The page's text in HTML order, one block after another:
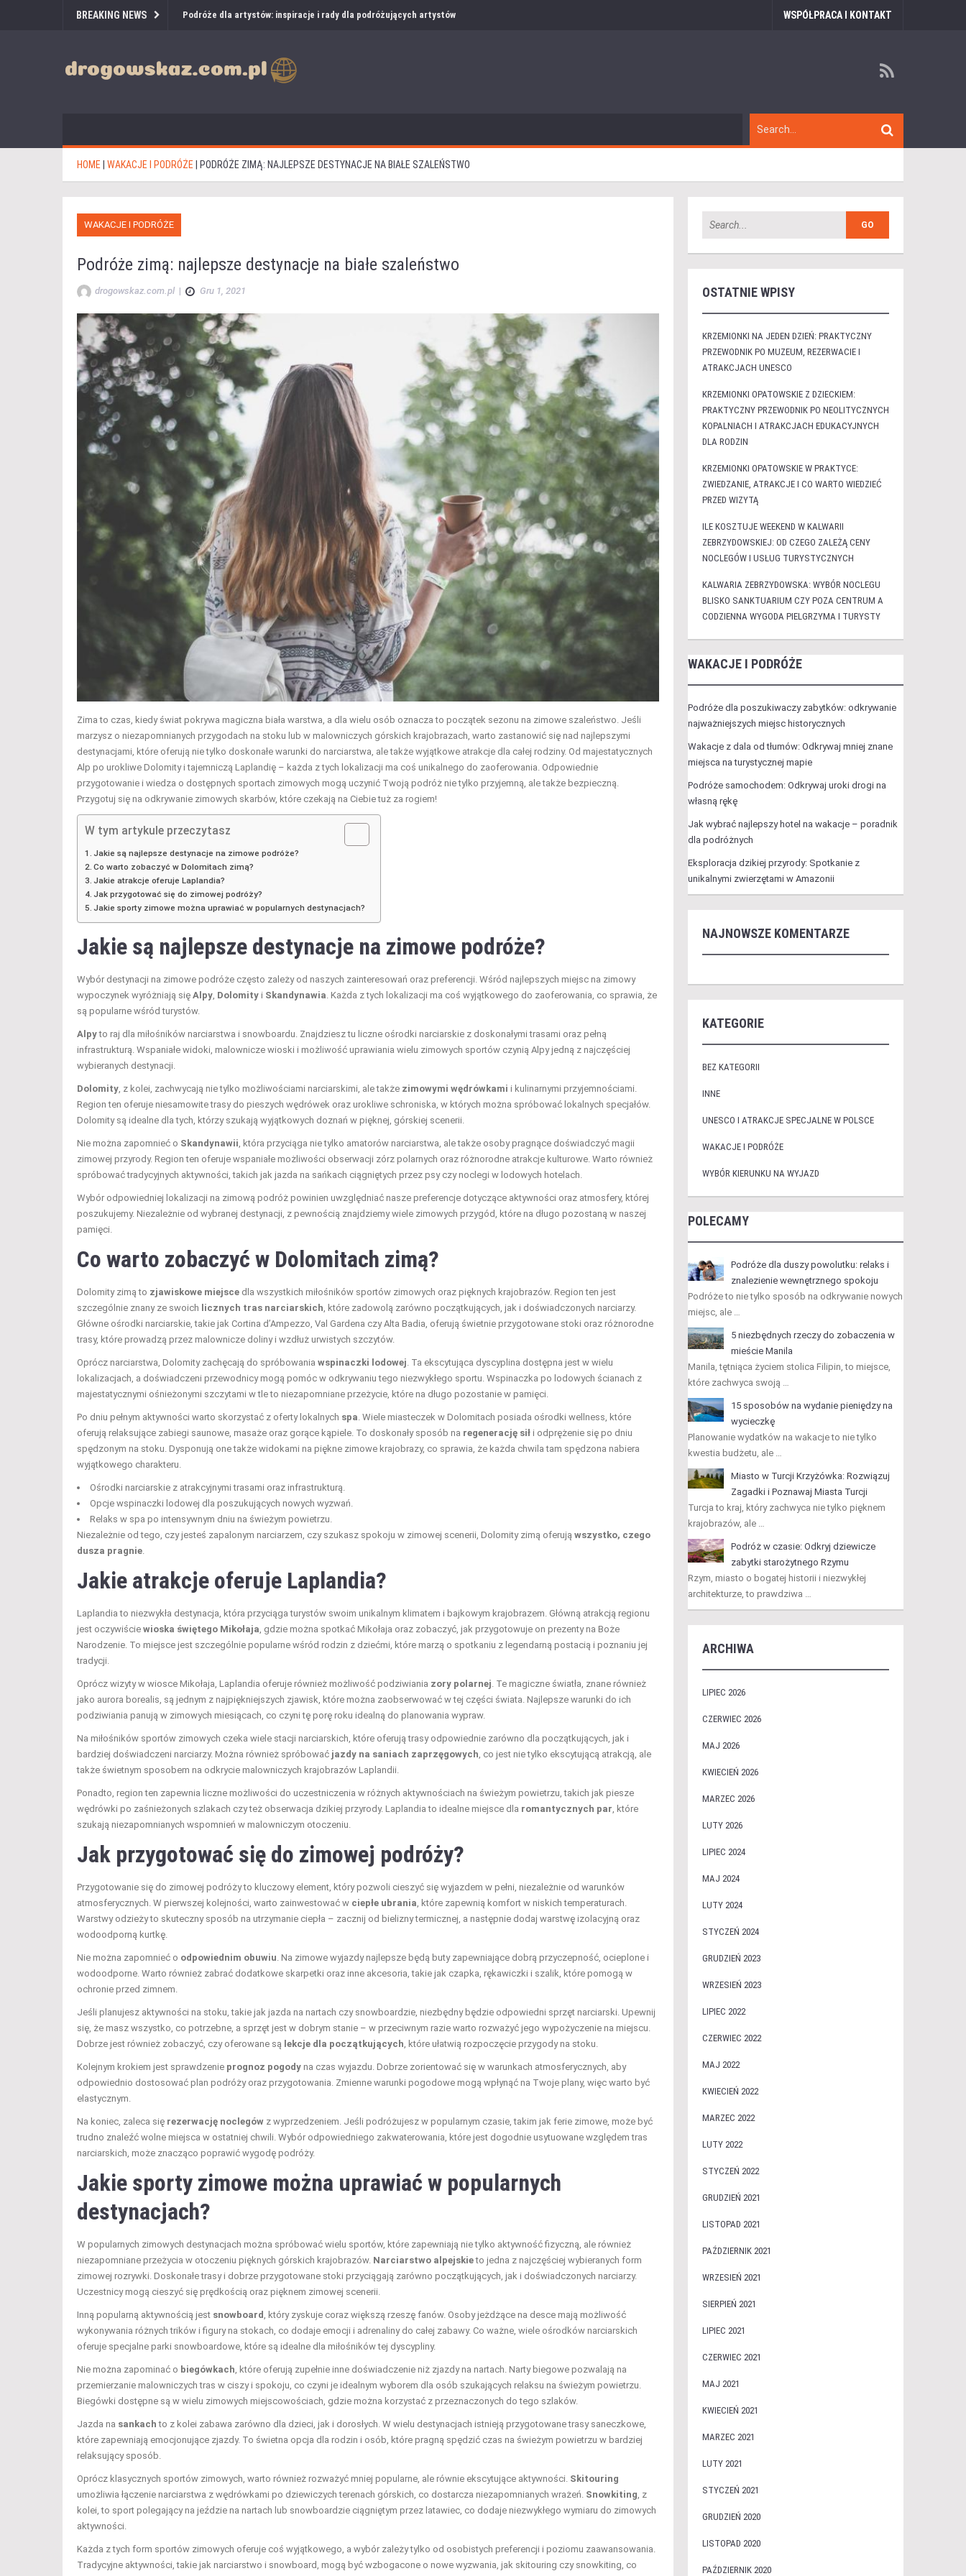
BREAKING NEWS Podróże dla artystów: inspiracje i rady dla podróżujących artystów WSPÓŁPRACA I KONTAKT
HOME WAKACJE I PODRÓŻE PODRÓŻE ZIMĄ: NAJLEPSZE DESTYNACJE NA BIAŁE SZALEŃSTWO
WAKACJE I PODRÓŻE
Podróże zimą: najlepsze destynacje na białe szaleństwo
drogowskaz.com.pl | Gru 1, 2021
Zima to czas, kiedy świat pokrywa magiczna biała warstwa, a dla wielu osób oznacza to początek sezonu na zimowe szaleństwo. Jeśli
marzysz o niezapomnianych przygodach na stoku lub w malowniczych górskich krajobrazach, warto zastanowić się nad najlepszymi
destynacjami, które oferują nie tylko doskonałe warunki do narciarstwa, ale także wyjątkowe atrakcje dla całej rodziny. Od majestatycznych
Alp po urokliwe Dolomity i tajemniczą Laplandię – każda z tych lokalizacji ma coś unikalnego do zaoferowania. Odpowiednie
przygotowanie i wiedza o dostępnych sportach zimowych mogą uczynić Twoją podróż nie tylko przyjemną, ale także bezpieczną.
Przygotuj się na odkrywanie zimowych skarbów, które czekają na Ciebie tuż za rogiem!
W tym artykule przeczytasz
Jakie są najlepsze destynacje na zimowe podróże?
Co warto zobaczyć w Dolomitach zimą?
Jakie atrakcje oferuje Laplandia?
Jak przygotować się do zimowej podróży?
Jakie sporty zimowe można uprawiać w popularnych destynacjach?
Jakie są najlepsze destynacje na zimowe podróże?
Wybór destynacji na zimowe podróże często zależy od naszych zainteresowań oraz preferencji. Wśród najlepszych miejsc na zimowy
wypoczynek wyróżniają się Alpy Dolomity i Skandynawia . Każda z tych lokalizacji ma coś wyjątkowego do zaoferowania, co sprawia, że
są popularne wśród turystów.
Alpyto raj dla miłośników narciarstwa i snowboardu. Znajdziesz tu liczne ośrodki narciarskie z doskonałymi trasami oraz pełną
infrastrukturą. Wspaniałe widoki, malownicze wioski i możliwość uprawiania wielu zimowych sportów czynią Alpy jedną z najczęściej
wybieranych destynacji.
Dolomity , z kolei, zachwycają nie tylko możliwościami narciarskimi, ale także zimowymi wędrówkami i kulinarnymi przyjemnościami.
Region ten oferuje niesamowite trasy do pieszych wędrówek oraz urokliwe schroniska, w których można spróbować lokalnych specjałów.
Dolomity są idealne dla tych, którzy szukają wyjątkowych doznań w pięknej, górskiej scenerii.
Nie można zapomnieć o Skandynawii , która przyciąga nie tylko amatorów narciarstwa, ale także osoby pragnące doświadczyć magii
zimowej przyrody. Region ten oferuje wspaniałe możliwości obserwacji zórz polarnych oraz różnorodne atrakcje kulturowe. Warto również
spróbować tradycyjnych aktywności, takich jak jazda na sańkach ciągniętych przez psy czy noclegi w lodowych hotelach.
Wybór odpowiedniej lokalizacji na zimową podróż powinien uwzględniać nasze preferencje dotyczące aktywności oraz atmosfery, której
poszukujemy. Niezależnie od wybranej destynacji, z pewnością znajdziemy wiele zimowych przygód, które na długo pozostaną w naszej
pamięci.
Co warto zobaczyć w Dolomitach zimą?
Dolomity zimą to zjawiskowe miejsce dla wszystkich miłośników sportów zimowych oraz pięknych krajobrazów. Region ten jest
szczególnie znany ze swoich licznych tras narciarskich , które zadowolą zarówno początkujących, jak i doświadczonych narciarzy.
Główne ośrodki narciarskie, takie jak Cortina d’Ampezzo, Val Gardena czy Alta Badia, oferują świetnie przygotowane stoki oraz różnorodne
trasy, które prowadzą przez malownicze doliny i wzdłuż urwistych szczytów.
Oprócz narciarstwa, Dolomity zachęcają do spróbowania wspinaczki lodowej . Ta ekscytująca dyscyplina dostępna jest w wielu
lokalizacjach, a doświadczeni przewodnicy mogą pomóc w odkrywaniu tego niezwykłego sportu. Wspinaczka po lodowych ścianach z
majestatycznymi ośnieżonymi szczytami w tle to niezapomniane przeżycie, które na długo pozostanie w pamięci.
Po dniu pełnym aktywności warto skorzystać z oferty lokalnych spa . Wiele miasteczek w Dolomitach posiada ośrodki wellness, które
oferują relaksujące zabiegi saunowe, masaże oraz gorące kąpiele. To doskonały sposób na regenerację sił i odprężenie się po dniu
spędzonym na stoku. Dysponują one także widokami na piękne zimowe krajobrazy, co sprawia, że każda chwila tam spędzona nabiera
wyjątkowego charakteru.
Ośrodki narciarskie z atrakcyjnymi trasami oraz infrastrukturą.
Opcje wspinaczki lodowej dla poszukujących nowych wyzwań.
Relaks w spa po intensywnym dniu na świeżym powietrzu.
Niezależnie od tego, czy jesteś zapalonym narciarzem, czy szukasz spokoju w zimowej scenerii, Dolomity zimą oferują wszystko, czego
dusza pragnie
Jakie atrakcje oferuje Laplandia?
Laplandia to niezwykła destynacja, która przyciąga turystów swoim unikalnym klimatem i bajkowym krajobrazem. Główną atrakcją regionu
jest oczywiście wioska świętego Mikołaja , gdzie można spotkać Mikołaja oraz zobaczyć, jak przygotowuje on prezenty na Boże
Narodzenie. To miejsce jest szczególnie popularne wśród rodzin z dziećmi, które marzą o spotkaniu z legendarną postacią i poznaniu jej
tradycji.
Oprócz wizyty w wiosce Mikołaja, Laplandia oferuje również możliwość podziwiania zory polarnej . Te magiczne światła, znane również
jako aurora borealis, są jednym z najpiękniejszych zjawisk, które można zaobserwować w tej części świata. Najlepsze warunki do ich
podziwiania panują w zimowych miesiącach, co czyni tę porę roku idealną do planowania wypraw.
Na miłośników sportów zimowych czeka wiele stacji narciarskich, które oferują trasy odpowiednie zarówno dla początkujących, jak i
bardziej doświadczeni narciarzy. Można również spróbować jazdy na saniach zaprzęgowych , co jest nie tylko ekscytującą atrakcją, ale
także świetnym sposobem na odkrycie malowniczych krajobrazów Laplandii.
Ponadto, region ten zapewnia liczne możliwości do uczestniczenia w różnych aktywnościach na świeżym powietrzu, takich jak piesze
wędrówki po zaśnieżonych szlakach czy też obserwacja dzikiej przyrody. Laplandia to idealne miejsce dla romantycznych par , które
szukają niezapomnianych wspomnień w malowniczym otoczeniu.
Jak przygotować się do zimowej podróży?
Przygotowanie się do zimowej podróży to kluczowy element, który pozwoli cieszyć się wyjazdem w pełni, niezależnie od warunków
atmosferycznych. W pierwszej kolejności, warto zainwestować w ciepłe ubrania , które zapewnią komfort w niskich temperaturach.
Warstwy odzieży to skuteczny sposób na utrzymanie ciepła – zacznij od bielizny termicznej, a następnie dodaj warstwę izolacyjną oraz
wodoodporną kurtkę.
Nie można zapomnieć o odpowiednim obuwiu . Na zimowe wyjazdy najlepsze będą buty zapewniające dobrą przyczepność, ocieplone i
wodoodporne. Warto również zabrać dodatkowe skarpetki oraz inne akcesoria, takie jak czapka, rękawiczki i szalik, które pomogą w
ochronie przed zimnem.
Jeśli planujesz aktywności na stoku, takie jak jazda na nartach czy snowboardzie, niezbędny będzie odpowiedni sprzęt narciarski. Upewnij
się, że masz wszystko, co potrzebne, a sprzęt jest w dobrym stanie – w przeciwnym razie warto rozważyć jego wypożyczenie na miejscu.
Dobrze jest również zobaczyć, czy oferowane są lekcje dla początkujących , które ułatwią rozpoczęcie przygody na stoku.
Kolejnym krokiem jest sprawdzenie prognoz pogody na czas wyjazdu. Dobrze zorientować się w warunkach atmosferycznych, aby
odpowiednio dostosować plan podróży oraz przygotowania. Zmienne warunki pogodowe mogą wpłynąć na Twoje plany, więc warto być
elastycznym.
Na koniec, zaleca się rezerwację noclegów z wyprzedzeniem. Jeśli podróżujesz w popularnym czasie, takim jak ferie zimowe, może być
trudno znaleźć wolne miejsca w ostatniej chwili. Wybór odpowiedniego zakwaterowania, które jest dogodnie usytuowane względem tras
narciarskich, może znacząco poprawić wygodę podróży.
Jakie sporty zimowe można uprawiać w popularnych
destynacjach?
W popularnych zimowych destynacjach można spróbować wielu sportów, które zapewniają nie tylko aktywność fizyczną, ale również
niezapomniane przeżycia w otoczeniu pięknych górskich krajobrazów. Narciarstwo alpejskieto jedna z najczęściej wybieranych form
zimowej rozrywki. Doskonałe trasy i dobrze przygotowane stoki przyciągają zarówno początkujących, jak i doświadczonych narciarzy.
Uczestnicy mogą cieszyć się prędkością oraz pięknem zimowej scenerii.
Inną popularną aktywnością jest snowboard
, który zyskuje coraz większą rzeszę fanów. Osoby jeżdżące na desce mają możliwość
wykonywania różnych trików i figury na stokach, co dodaje emocji i adrenaliny do całej zabawy. Co ważne, wiele ośrodków narciarskich
oferuje specjalne parki snowboardowe, które są idealne dla miłośników tej dyscypliny.
Nie można zapominać o biegówkach , które oferują zupełnie inne doświadczenie niż zjazdy na nartach. Narty biegowe pozwalają na
przemierzanie malowniczych tras w ciszy i spokoju, co czyni je idealnym wyborem dla osób szukających relaksu na świeżym powietrzu.
Biegówki dostępne są w wielu zimowych miejscowościach, gdzie można korzystać z przeznaczonych do tego szlaków.
Jazda na sankach to z kolei zabawa zarówno dla dzieci, jak i dorosłych. W wielu destynacjach istnieją przygotowane trasy saneczkowe,
które zapewniają emocjonujące zjazdy. To świetna opcja dla rodzin i osób, które pragną spędzić czas na świeżym powietrzu w bardziej
relaksujący sposób.
Oprócz klasycznych sportów zimowych, warto również rozważyć mniej popularne, ale równie ekscytujące aktywności. Skitouring
umożliwia łączenie narciarstwa z wędrówkami po dziewiczych terenach górskich, co dostarcza niezapomnianych wrażeń. Snowkiting , z
kolei, to sport polegający na jeździe na nartach lub snowboardzie ciągniętym przez latawiec, co dodaje niezwykłego wymiaru do zimowych
aktywności.
Każda z tych form sportów zimowych oferuje coś wyjątkowego, a wybór zależy tylko od osobistych preferencji i poziomu zaawansowania.
Tradycyjne aktywności, takie jak narciarstwo i snowboard, mogą być wzbogacone o nowe wyzwania, jak skitouring czy snowkiting, co
OSTATNIE WPISY
KRZEMIONKI NA JEDEN DZIEŃ: PRAKTYCZNY
PRZEWODNIK PO MUZEUM, REZERWACIE I
ATRAKCJACH UNESCO
KRZEMIONKI OPATOWSKIE Z DZIECKIEM:
PRAKTYCZNY PRZEWODNIK PO NEOLITYCZNYCH
KOPALNIACH I ATRAKCJACH EDUKACYJNYCH
DLA RODZIN
KRZEMIONKI OPATOWSKIE W PRAKTYCE:
ZWIEDZANIE, ATRAKCJE I CO WARTO WIEDZIEĆ
PRZED WIZYTĄ
ILE KOSZTUJE WEEKEND W KALWARII
ZEBRZYDOWSKIEJ: OD CZEGO ZALEŻĄ CENY
NOCLEGÓW I USŁUG TURYSTYCZNYCH
KALWARIA ZEBRZYDOWSKA: WYBÓR NOCLEGU
BLISKO SANKTUARIUM CZY POZA CENTRUM A
CODZIENNA WYGODA PIELGRZYMA I TURYSTY
WAKACJE I PODRÓŻE
Podróże dla poszukiwaczy zabytków: odkrywanie
najważniejszych miejsc historycznych
Wakacje z dala od tłumów: Odkrywaj mniej znane
miejsca na turystycznej mapie
Podróże samochodem: Odkrywaj uroki drogi na
własną rękę
Jak wybrać najlepszy hotel na wakacje – poradnik
dla podróżnych
Eksploracja dzikiej przyrody: Spotkanie z
unikalnymi zwierzętami w Amazonii
NAJNOWSZE KOMENTARZE
KATEGORIE
BEZ KATEGORII
INNE
UNESCO I ATRAKCJE SPECJALNE W POLSCE
WAKACJE I PODRÓŻE
WYBÓR KIERUNKU NA WYJAZD
POLECAMY
Podróże dla duszy powolutku: relaks i
znalezienie wewnętrznego spokoju
Podróże to nie tylko sposób na odkrywanie nowych
miejsc, ale …
5 niezbędnych rzeczy do zobaczenia w
mieście Manila
Manila, tętniąca życiem stolica Filipin, to miejsce,
które zachwyca swoją …
15 sposobów na wydanie pieniędzy na
wycieczkę
Planowanie wydatków na wakacje to nie tylko
kwestia budżetu, ale …
Miasto w Turcji Krzyżówka: Rozwiązuj
Zagadki i Poznawaj Miasta Turcji
Turcja to kraj, który zachwyca nie tylko pięknem
krajobrazów, ale …
Podróż w czasie: Odkryj dziewicze
zabytki starożytnego Rzymu
Rzym, miasto o bogatej historii i niezwykłej
architekturze, to prawdziwa …
ARCHIWA
LIPIEC 2026
CZERWIEC 2026
MAJ 2026
KWIECIEŃ 2026
MARZEC 2026
LUTY 2026
LIPIEC 2024
MAJ 2024
LUTY 2024
STYCZEŃ 2024
GRUDZIEŃ 2023
WRZESIEŃ 2023
LIPIEC 2022
CZERWIEC 2022
MAJ 2022
KWIECIEŃ 2022
MARZEC 2022
LUTY 2022
STYCZEŃ 2022
GRUDZIEŃ 2021
LISTOPAD 2021
PAŹDZIERNIK 2021
WRZESIEŃ 2021
SIERPIEŃ 2021
LIPIEC 2021
CZERWIEC 2021
MAJ 2021
KWIECIEŃ 2021
MARZEC 2021
LUTY 2021
STYCZEŃ 2021
GRUDZIEŃ 2020
LISTOPAD 2020
PAŹDZIERNIK 2020